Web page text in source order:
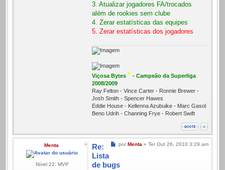
3. Atualizar jogadores FA/trocados
além de rookies sem clube
4. Zerar estatísticas das equipes
5. Zerar estatísticas dos jogadores
Viçosa Bytes * - Campeão da Superliga
2008/2009
Ray Felton - Vince Carter - Ronnie Brewer -
Josh Smith - Spencer Hawes
Eddie House - Kellenna Azubuike - Marc Gasol
Beno Udrih - Channing Frye - Robert Swift
Menta
Nível 22: MVP
Mensagem
por Menta » Ter Out 26, 2010 3:29 am
Re:
Lista
de bugs